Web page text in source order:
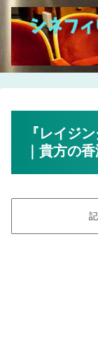
『レイジ
｜貴方の